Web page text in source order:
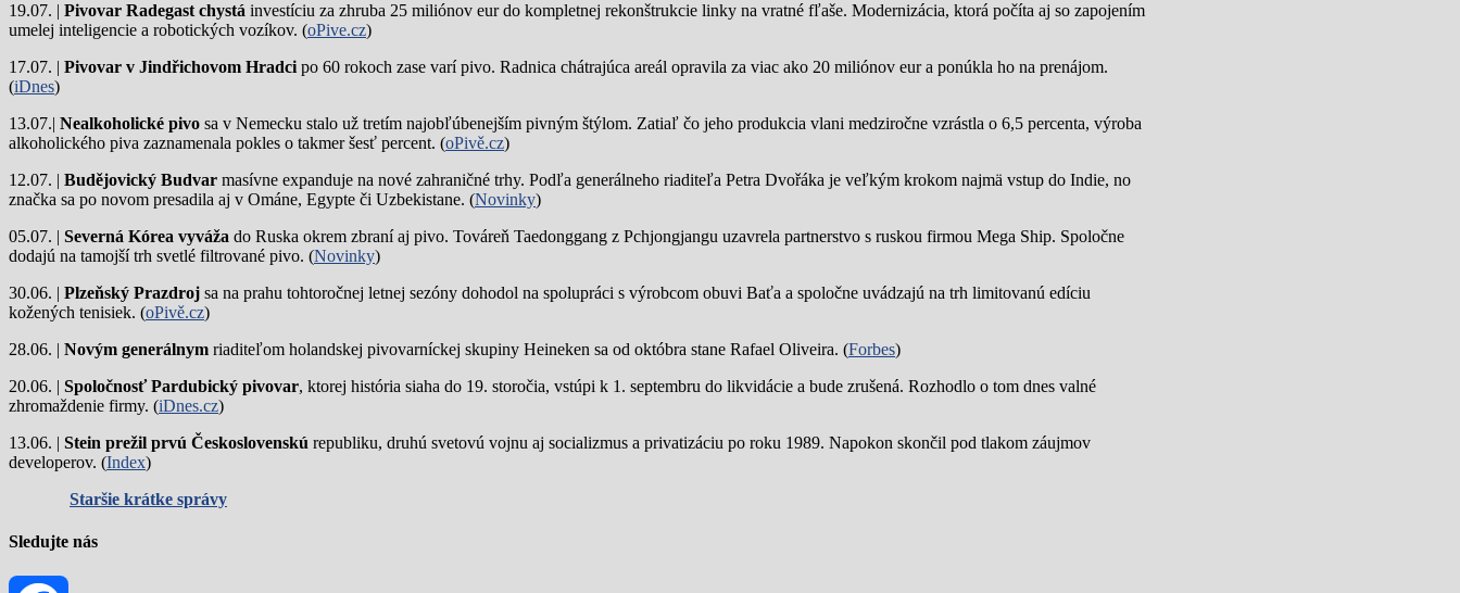
19.07. | Pivovar Radegast chystá investíciu za zhruba 25 miliónov eur do kompletnej rekonštrukcie linky na vratné fľaše. Modernizácia, ktorá počíta aj so zapojením
umelej inteligencie a robotických vozíkov. (oPive.cz)
17.07. | Pivovar v Jindřichovom Hradci po 60 rokoch zase varí pivo. Radnica chátrajúca areál opravila za viac ako 20 miliónov eur a ponúkla ho na prenájom.
(iDnes)
13.07.| Nealkoholické pivo sa v Nemecku stalo už tretím najobľúbenejším pivným štýlom. Zatiaľ čo jeho produkcia vlani medziročne vzrástla o 6,5 percenta, výroba
alkoholického piva zaznamenala pokles o takmer šesť percent. (oPivě.cz)
12.07. | Budějovický Budvar masívne expanduje na nové zahraničné trhy. Podľa generálneho riaditeľa Petra Dvořáka je veľkým krokom najmä vstup do Indie, no
značka sa po novom presadila aj v Ománe, Egypte či Uzbekistane. (Novinky)
05.07. | Severná Kórea vyváža do Ruska okrem zbraní aj pivo. Továreň Taedonggang z Pchjongjangu uzavrela partnerstvo s ruskou firmou Mega Ship. Spoločne
dodajú na tamojší trh svetlé filtrované pivo. (Novinky)
30.06. | Plzeňský Prazdroj sa na prahu tohtoročnej letnej sezóny dohodol na spolupráci s výrobcom obuvi Baťa a spoločne uvádzajú na trh limitovanú edíciu
kožených tenisiek. (oPivě.cz)
28.06. | Novým generálnym riaditeľom holandskej pivovarníckej skupiny Heineken sa od októbra stane Rafael Oliveira. (Forbes)
20.06. | Spoločnosť Pardubický pivovar, ktorej história siaha do 19. storočia, vstúpi k 1. septembru do likvidácie a bude zrušená. Rozhodlo o tom dnes valné
zhromaždenie firmy. (iDnes.cz)
13.06. | Stein prežil prvú Československú republiku, druhú svetovú vojnu aj socializmus a privatizáciu po roku 1989. Napokon skončil pod tlakom záujmov
developerov. (Index)
Staršie krátke správy
Sledujte nás